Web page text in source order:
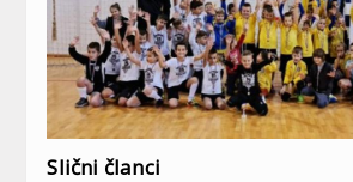
Slični članci